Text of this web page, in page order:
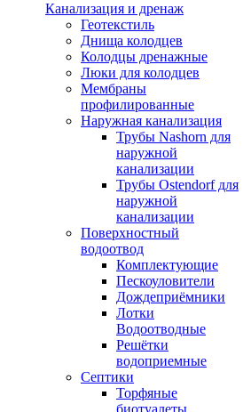
Канализация и дренаж
Геотекстиль
Днища колодцев
Колодцы дренажные
Люки для колодцев
Мембраны
профилированные
Наружная канализация
Трубы Nashorn для
наружной
канализации
Трубы Ostendorf для
наружной
канализации
Поверхностный
водоотвод
Комплектующие
Пескоуловители
Дождеприёмники
Лотки
Водоотводные
Решётки
водоприемные
Септики
Торфяные